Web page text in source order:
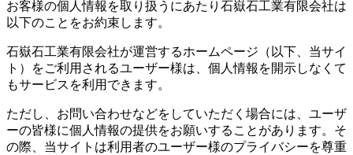
お客様の個人情報を取り扱うにあたり石嶽石工業有限会社は
以下のことをお約束します。
石嶽石工業有限会社が運営するホームページ（以下、当サイ
ト）をご利用されるユーザー様は、個人情報を開示しなくて
もサービスを利用できます。
ただし、お問い合わせなどをしていただく場合には、ユーザ
ーの皆様に個人情報の提供をお願いすることがあります。そ
の際、当サイトは利用者のユーザー様のプライバシーを尊重